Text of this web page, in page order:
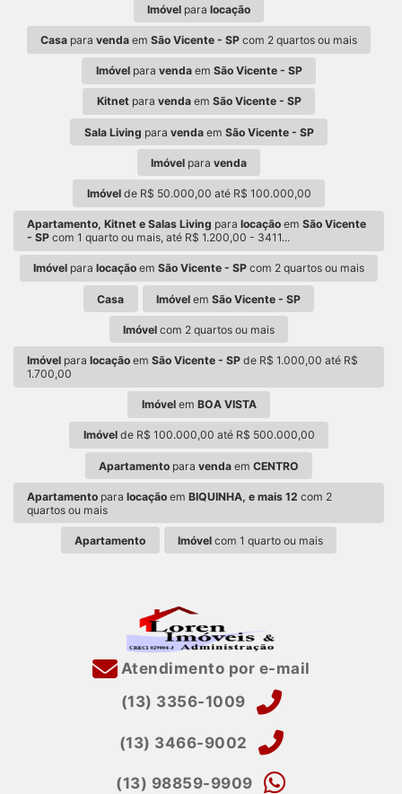
Imóvel para locação
Casa para venda em São Vicente - SP com 2 quartos ou mais
Imóvelpara vendaem São Vicente - SP
Kitnetpara vendaem São Vicente - SP
Sala Living para vendaem São Vicente - SP
Imóvel para venda
Imóvelde R$ 50.000,00 até R$ 100.000,00
Apartamento, Kitnet e Salas Living paralocação emSão Vicente
- SP com 1 quarto ou mais, até R$ 1.200,00 - 3411...
Imóvel para locação em São Vicente - SP com 2 quartos ou mais
Casa Imóvelem São Vicente - SP
Imóvel com 2 quartos ou mais
Imóvel paralocação emSão Vicente - SP de R$ 1.000,00 até R$
1.700,00
Imóvelem BOA VISTA
Imóvelde R$ 100.000,00 até R$ 500.000,00
Apartamento para venda em CENTRO
Apartamento paralocação emBIQUINHA, e mais 12 com 2
quartos ou mais
Apartamento Imóvelcom 1 quarto ou mais
Atendimento por e-mail
(13) 3356-1009
(13) 3466-9002
(13) 98859-9909